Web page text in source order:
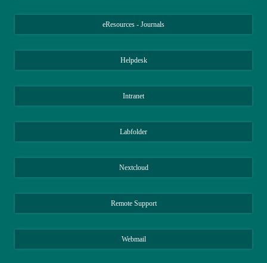
eResources - Journals
Helpdesk
Intranet
Labfolder
Nextcloud
Remote Support
Webmail